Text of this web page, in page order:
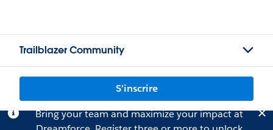
Trailblazer Community
S'inscrire
Bring your team and maximize your impact at